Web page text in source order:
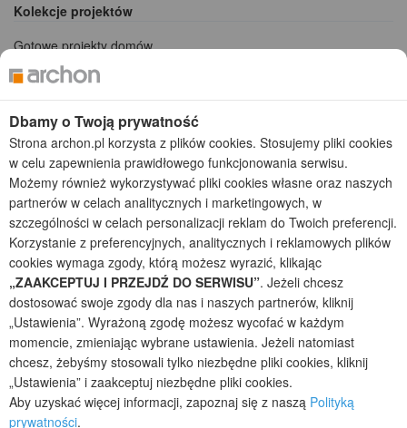
Kolekcje projektów
Gotowe projekty domów
Projekty domów tanich w budowie
Projekty domów szeregowych
Projekty małych domów (do 150 m2)
Projekty domów wielorodzinnych
Projekty domów bliźniaczych
Projekty domów nowoczesnych
Projekty domów parterowych
2026 © ARCHON+ Biuro Projektów - Tradycyjne i nowoczesne gotowe
projekty domów - autorska pracownia architektoniczna założona w 1990r.
przez arch. Barbarę Mendel
Z uwagi na ciągłe doskonalenie procesu powstawania projektów (zgodnie z
normą ISO 9001), prezentowane na stronie projekty domów mogą
nieznacznie różnić się od dokumentacji technicznej.
Informujemy, iż w celu optymalizacji treści dostępnych w naszym sklepie,
dostosowania ich do Państwa indywidualnych potrzeb korzystamy z
informacji zapisanych za pomocą plików cookies na urządzeniach
końcowych użytkowników. Pliki cookies użytkownik może kontrolować za
pomocą ustawień swojej przeglądarki internetowej. Dalsze korzystanie z
naszego serwisu internetowego, bez zmiany ustawień przeglądarki
Dbamy o Twoją prywatność
Strona archon.pl korzysta z plików cookies. Stosujemy pliki cookies
w celu zapewnienia prawidłowego funkcjonowania serwisu.
Możemy również wykorzystywać pliki cookies własne oraz naszych
partnerów w celach analitycznych i marketingowych, w
szczególności w celach personalizacji reklam do Twoich preferencji.
Korzystanie z preferencyjnych, analitycznych i reklamowych plików
cookies wymaga zgody, którą możesz wyrazić, klikając
„ZAAKCEPTUJ I PRZEJDŹ DO SERWISU”. Jeżeli chcesz
dostosować swoje zgody dla nas i naszych partnerów, kliknij
„Ustawienia”. Wyrażoną zgodę możesz wycofać w każdym
momencie, zmieniając wybrane ustawienia. Jeżeli natomiast
chcesz, żebyśmy stosowali tylko niezbędne pliki cookies, kliknij
„Ustawienia” i zaakceptuj niezbędne pliki cookies.
Aby uzyskać więcej informacji, zapoznaj się z naszą Polityką
prywatności.